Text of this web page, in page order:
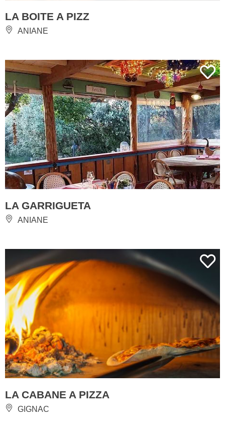
LA BOITE A PIZZ
ANIANE
LA GARRIGUETA
ANIANE
LA CABANE A PIZZA
GIGNAC